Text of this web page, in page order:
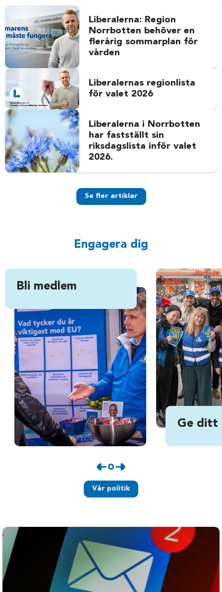
Liberalerna: Region
Norrbotten behöver en
flerårig sommarplan för
vården
Liberalernas regionlista
för valet 2026
Liberalerna i Norrbotten
har fastställt sin
riksdagslista inför valet
2026.
Se fler artiklar
Engagera dig
Bli medlem
Ge ditt
Vår politik